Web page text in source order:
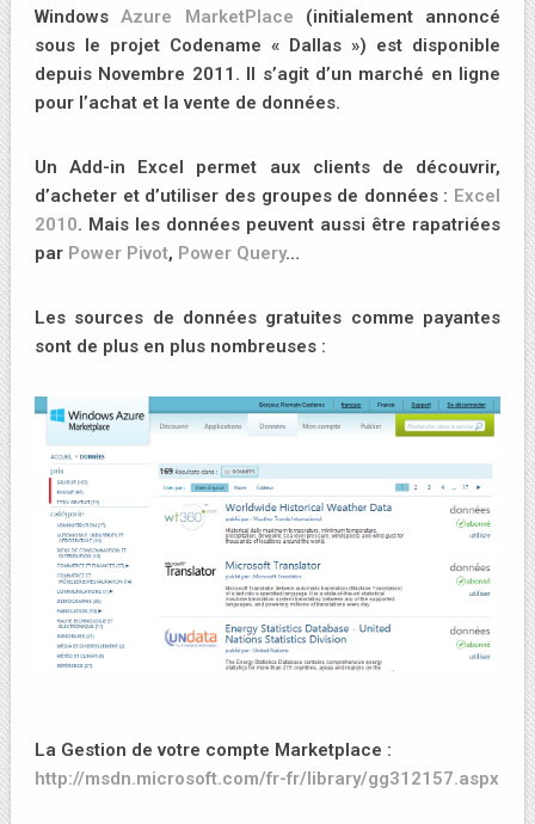
WindowsAzure MarketPlace (initialement annoncé
sous le projet Codename « Dallas ») est disponible
depuis Novembre 2011. Il s’agit d’un marché en ligne
pour l’achat et la vente de données.
Un Add-in Excel permet aux clients de découvrir,
d’acheter et d’utiliser des groupes de données : Excel
2010. Mais les données peuvent aussi être rapatriées
par Power Pivot, Power Query…
Les sources de données gratuites comme payantes
sont de plus en plus nombreuses :
La Gestion de votre compte Marketplace :
http://msdn.microsoft.com/fr-fr/library/gg312157.aspx